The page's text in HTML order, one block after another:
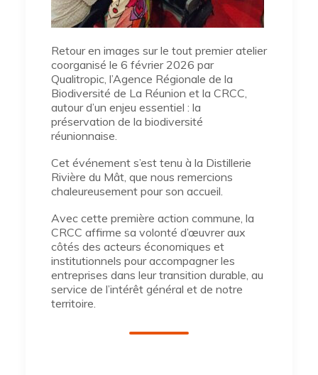
Retour en images sur le tout premier atelier
coorganisé le 6 février 2026 par
Qualitropic, l’Agence Régionale de la
Biodiversité de La Réunion et la CRCC,
autour d’un enjeu essentiel : la
préservation de la biodiversité
réunionnaise.
Cet événement s’est tenu à la Distillerie
Rivière du Mât, que nous remercions
chaleureusement pour son accueil.
Avec cette première action commune, la
CRCC affirme sa volonté d’œuvrer aux
côtés des acteurs économiques et
institutionnels pour accompagner les
entreprises dans leur transition durable, au
service de l’intérêt général et de notre
territoire.